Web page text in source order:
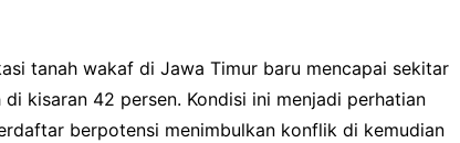
tanah wakaf di Jawa Timur baru mencapai sekitar
kisaran 42 persen. Kondisi ini menjadi perhatian
berpotensi menimbulkan konflik di kemudian